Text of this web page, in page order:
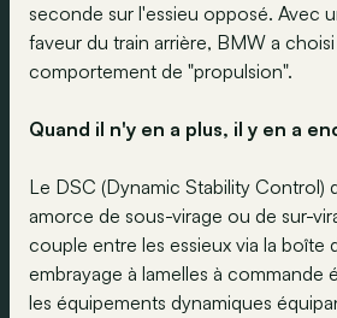
seconde sur l'essieu opposé. Avec
faveur du train arrière, BMW a
comportement de "propulsion".
Quand il n'y en a plus, il y en a
Le DSC (Dynamic Stability Control)
amorce de sous-virage ou de sur-
couple entre les essieux via la boîte
embrayage à lamelles à commande
les équipements dynamiques